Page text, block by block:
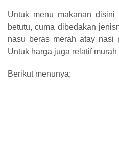
Untuk menu makanan
betutu, cuma dibedakan
nasu beras merah atay nasi
Untuk harga juga relatif
Berikut menunya;